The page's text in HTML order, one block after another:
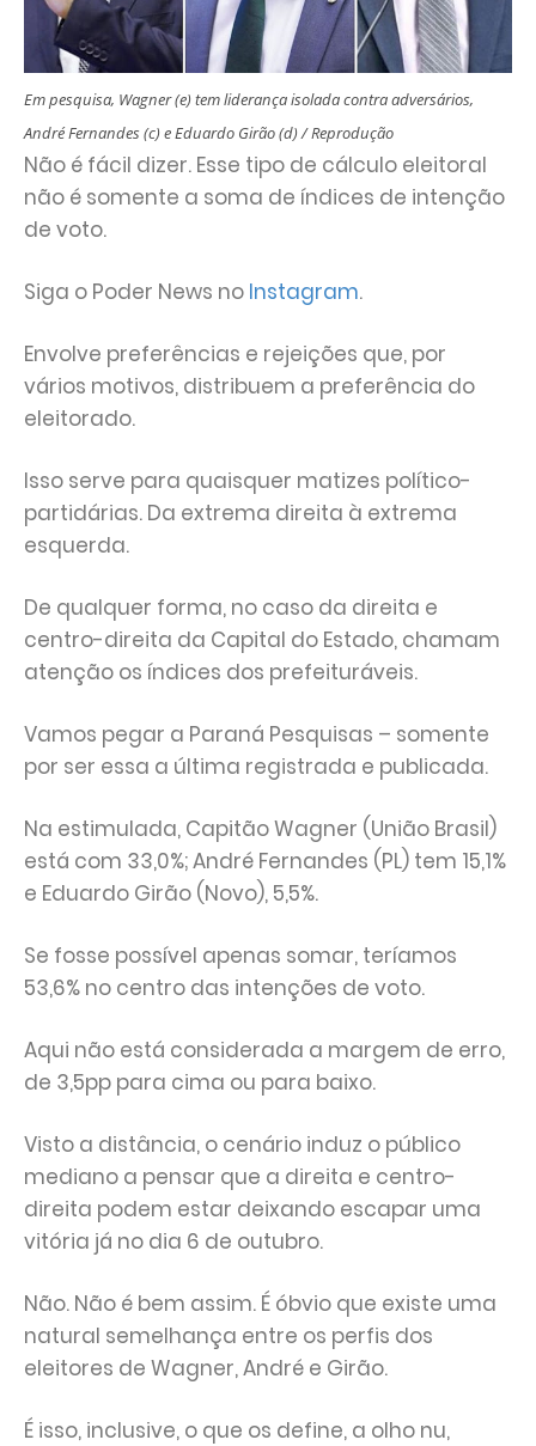
Em pesquisa, Wagner (e) tem liderança isolada contra adversários,
André Fernandes (c) e Eduardo Girão (d) / Reprodução
Não é fácil dizer. Esse tipo de cálculo eleitoral
não é somente a soma de índices de intenção
de voto.
Siga o Poder News no Instagram.
Envolve preferências e rejeições que, por
vários motivos, distribuem a preferência do
eleitorado.
Isso serve para quaisquer matizes político-
partidárias. Da extrema direita à extrema
esquerda.
De qualquer forma, no caso da direita e
centro-direita da Capital do Estado, chamam
atenção os índices dos prefeituráveis.
Vamos pegar a Paraná Pesquisas – somente
por ser essa a última registrada e publicada.
Na estimulada, Capitão Wagner (União Brasil)
está com 33,0%; André Fernandes (PL) tem 15,1%
e Eduardo Girão (Novo), 5,5%.
Se fosse possível apenas somar, teríamos
53,6% no centro das intenções de voto.
Aqui não está considerada a margem de erro,
de 3,5pp para cima ou para baixo.
Visto a distância, o cenário induz o público
mediano a pensar que a direita e centro-
direita podem estar deixando escapar uma
vitória já no dia 6 de outubro.
Não. Não é bem assim. É óbvio que existe uma
natural semelhança entre os perfis dos
eleitores de Wagner, André e Girão.
É isso, inclusive, o que os define, a olho nu,